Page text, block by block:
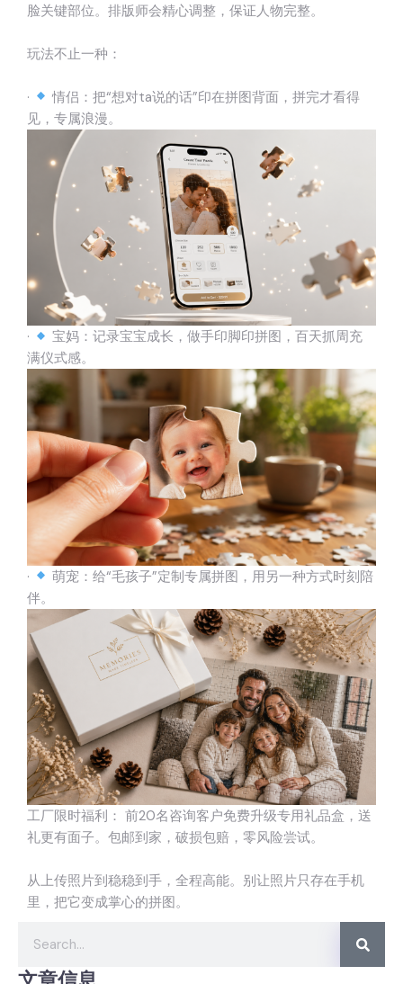
脸关键部位。排版师会精心调整，保证人物完整。
玩法不止一种：
·
情侣：把“想对ta说的话”印在拼图背面，拼完才看得
见，专属浪漫。
·
宝妈：记录宝宝成长，做手印脚印拼图，百天抓周充
满仪式感。
·
萌宠：给“毛孩子”定制专属拼图，用另一种方式时刻陪
伴。
工厂限时福利： 前20名咨询客户免费升级专用礼品盒，送
礼更有面子。包邮到家，破损包赔，零风险尝试。
从上传照片到稳稳到手，全程高能。别让照片只存在手机
里，把它变成掌心的拼图。